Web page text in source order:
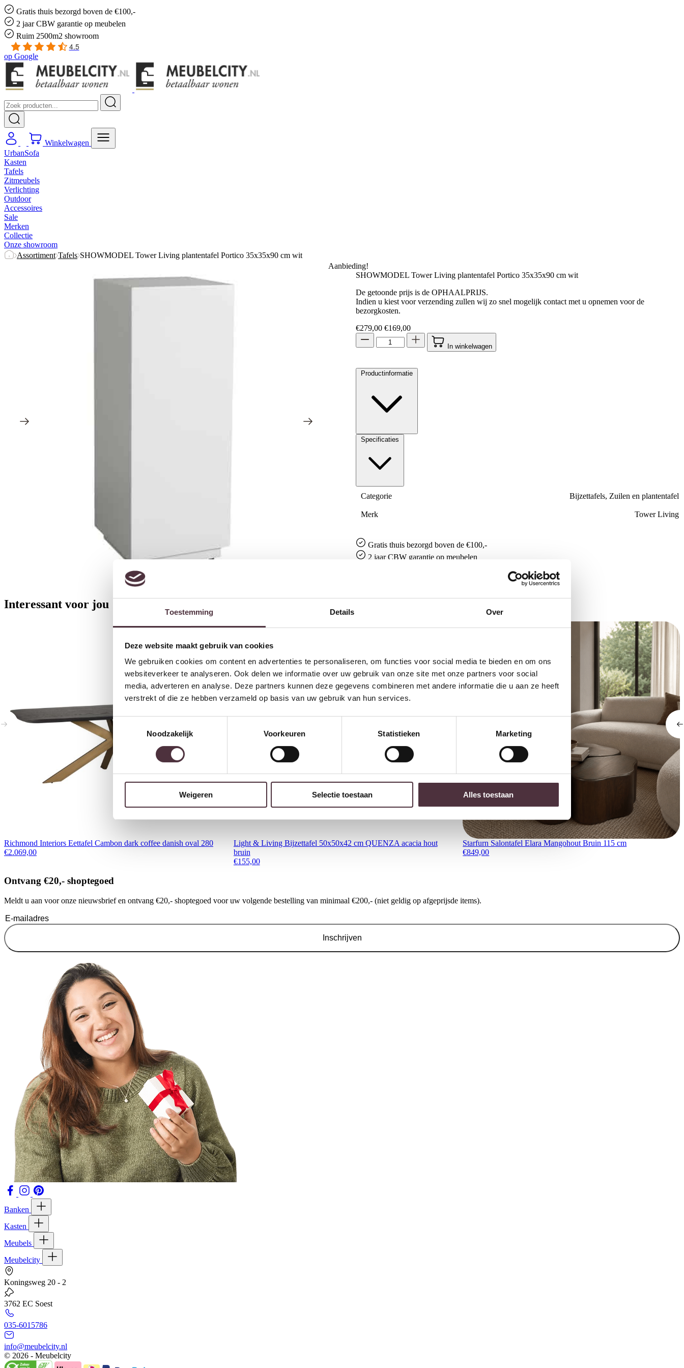
Toestemming Details Over
Deze website maakt gebruik van cookies
We gebruiken cookies om content en advertenties te personaliseren, om functies voor social media te bieden en om ons
websiteverkeer te analyseren. Ook delen we informatie over uw gebruik van onze site met onze partners voor social
media, adverteren en analyse. Deze partners kunnen deze gegevens combineren met andere informatie die u aan ze heeft
verstrekt of die ze hebben verzameld op basis van uw gebruik van hun services.
Toestemmingsselectie
Noodzakelijk
Voorkeuren Statistieken Marketing
Weigeren Selectie toestaan Alles toestaan
Gratis thuis bezorgd boven de €100,-
2 jaar CBW garantie op meubelen
Ruim 2500m2 showroom
4.5
op Google
Winkelwagen
UrbanSofa
Kasten
Tafels
Zitmeubels
Verlichting
Outdoor
Accessoires
Sale
Merken
Collectie
Onze showroom
Assortiment Tafels SHOWMODEL Tower Living plantentafel Portico 35x35x90 cm wit
Aanbieding!
SHOWMODEL Tower Living plantentafel Portico 35x35x90 cm wit
De getoonde prijs is de OPHAALPRIJS.
Indien u kiest voor verzending zullen wij zo snel mogelijk contact met u opnemen voor de
bezorgkosten.
€279,00 Oorspronkelijke prijs was: €279,00.
€169,00Huidige prijs is: €169,00.
In winkelwagen
Productinformatie
Specificaties
Categorie Bijzettafels, Zuilen en plantentafel
Merk Tower Living
Gratisthuis bezorgd boven de €100,-
2 jaar CBW garantieop meubelen
Interessant voor jou
Richmond Interiors Eettafel Cambon dark coffee danish oval 280
€2.069,00
Light & Living Bijzettafel 50x50x42 cm QUENZA acacia hout
bruin
€155,00
Starfurn Salontafel Elara Mangohout Bruin 115 cm
€849,00
Ontvang €20,- shoptegoed
Meldt u aan voor onze nieuwsbrief en ontvang €20,- shoptegoed voor uw volgende bestelling van minimaal €200,- (niet geldig op afgeprijsde items).
Inschrijven
Banken
Kasten
Meubels
Meubelcity
Koningsweg 20 - 2
3762 EC Soest
035-6015786
info@meubelcity.nl
© 2026 - Meubelcity